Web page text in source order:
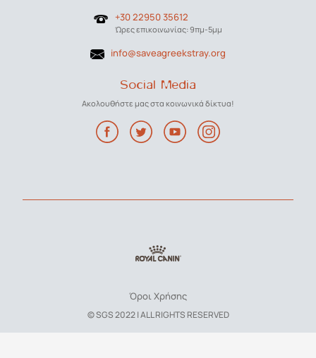
+30 22950 35612
Ώρες επικοινωνίας: 9πμ-5μμ
info@saveagreekstray.org
Social Media
Ακολουθήστε μας στα κοινωνικά δίκτυα!
Όροι Χρήσης
© SGS 2022 | ALL RIGHTS RESERVED